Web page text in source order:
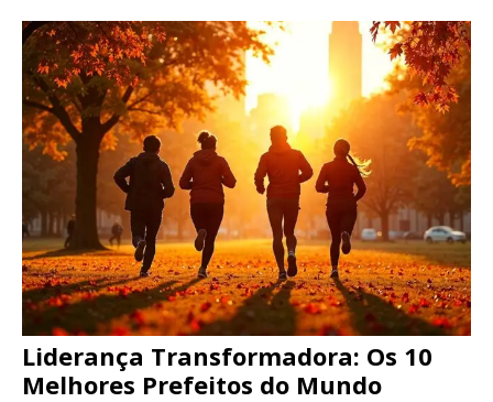
Liderança Transformadora: Os 10
Melhores Prefeitos do Mundo